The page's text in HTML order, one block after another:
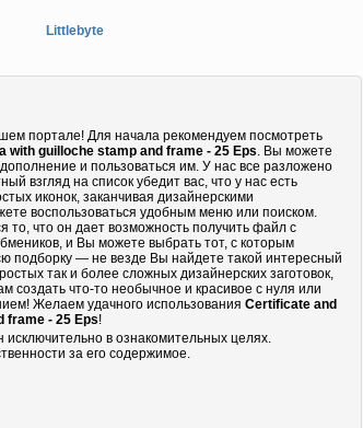
Littlebyte
портале! Для начала рекомендуем посмотреть
with guilloche stamp and frame - 25 Eps. Вы можете
и пользоваться им. У нас все разложено
взгляд на список убедит вас, что у нас есть
иконок, заканчивая дизайнерскими
воспользоваться удобным меню или поиском.
то, что он дает возможность получить файл с
и Вы можете выбрать тот, с которым
подборку — не везде Вы найдете такой интересный
так и более сложных дизайнерских заготовок,
создать что-то необычное и красивое с нуля или
Желаем удачного использования Certificate and
frame - 25 Eps!
в ознакомительных целях.
за его содержимое.